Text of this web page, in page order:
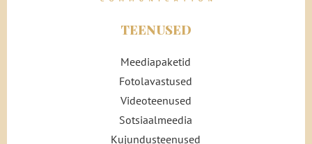
TEENUSED
Meediapaketid
Fotolavastused
Videoteenused
Sotsiaalmeedia
Kujundusteenused